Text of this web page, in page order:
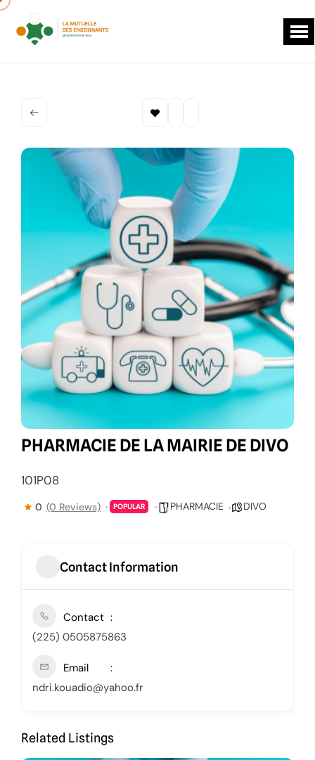
PHARMACIE DE LA MAIRIE DE DIVO
101P08
0 (0 Reviews) POPULAR PHARMACIE DIVO
Contact Information
Contact
(225) 0505875863
Email
ndri.kouadio@yahoo.fr
Related Listings